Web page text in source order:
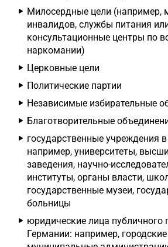
Милосердные цели (например,
инвалидов, службы питания
консультационные центры по
наркомании)
Церковные цели
Политические партии
Независимые избирательные
Благотворительные
государственные учреждения
например, университеты,
заведения, научно-
институты, органы власти,
государственные музеи,
больницы
юридические лица публичного
Германии: например, городские